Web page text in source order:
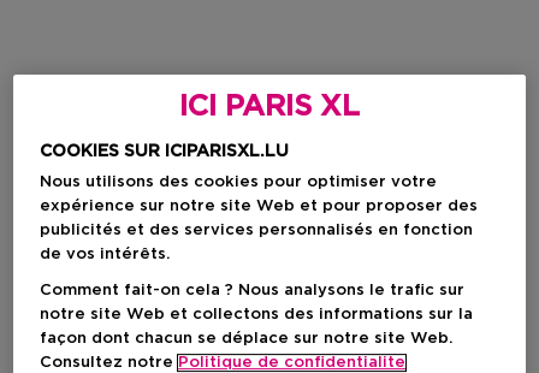
ICI PARIS XL
COOKIES SUR ICIPARISXL.LU
Nous utilisons des cookies pour optimiser votre
expérience sur notre site Web et pour proposer des
publicités et des services personnalisés en fonction
de vos intérêts.
Comment fait-on cela ? Nous analysons le trafic sur
notre site Web et collectons des informations sur la
façon dont chacun se déplace sur notre site Web.
Consultez notre Politique de confidentialite